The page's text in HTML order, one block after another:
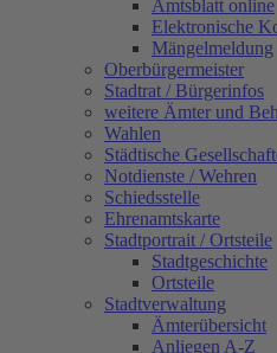
Amtsblatt online
Elektronische
Mängelmeldung
Oberbürgermeister
Stadtrat / Bürgerinfos
weitere Ämter und
Wahlen
Städtische
Notdienste / Wehren
Schiedsstelle
Ehrenamtskarte
Stadtportrait / Ortsteile
Stadtgeschichte
Ortsteile
Stadtverwaltung
Ämterübersicht
Anliegen A-Z